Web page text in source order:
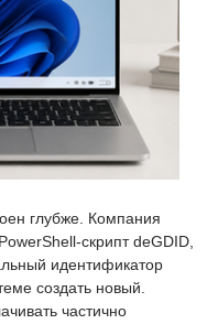
глубже. Компания
скрипт deGDID,
идентификатор
создать новый.
частично